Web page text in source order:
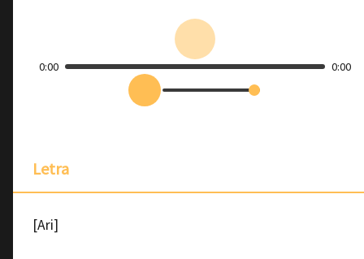
0:00 0:00
Letra
[Ari]